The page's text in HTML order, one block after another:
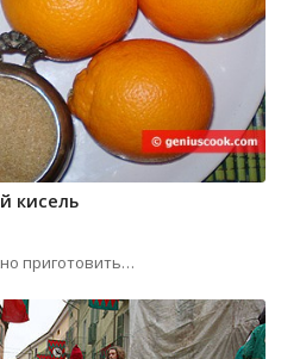
кисель
приготовить…